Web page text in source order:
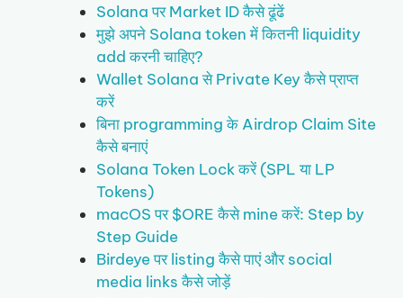
Solana पर Market ID कैसे ढूंढें
मुझे अपने Solana token में कितनी liquidity
add करनी चाहिए?
Wallet Solana से Private Key कैसे प्राप्त
करें
बिना programming के Airdrop Claim Site
कैसे बनाएं
Solana Token Lock करें (SPL या LP
Tokens)
macOS पर $ORE कैसे mine करें: Step by
Step Guide
Birdeye पर listing कैसे पाएं और social
media links कैसे जोड़ें